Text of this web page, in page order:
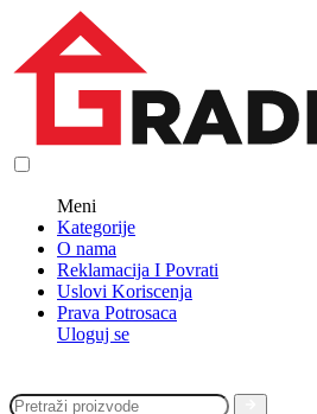
Meni
Kategorije
O nama
Reklamacija I Povrati
Uslovi Koriscenja
Prava Potrosaca
Uloguj se